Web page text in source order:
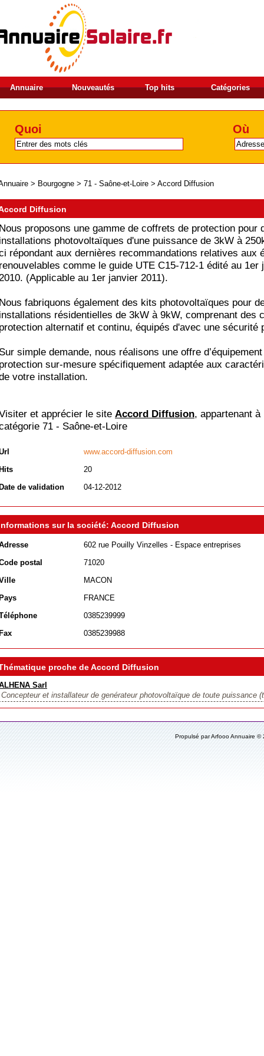
Annuaire Nouveautés Top hits Catégories
Quoi Où
> Bourgogne > 71 - Saône-et-Loire > Accord Diffusion
Diffusion
proposons une gamme de coffrets de protection pour
photovoltaïques d'une puissance de 3kW à
répondant aux dernières recommandations relatives aux
comme le guide UTE C15-712-1 édité au 1er
(Applicable au 1er janvier 2011).
fabriquons également des kits photovoltaïques pour
résidentielles de 3kW à 9kW, comprenant des
alternatif et continu, équipés d'avec une sécurité
simple demande, nous réalisons une offre
sur-mesure spécifiquement adaptée aux
votre installation.
et apprécier le site Accord Diffusion, appartenant à
71 - Saône-et-Loire
www.accord-diffusion.com
20
de validation
04-12-2012
sur la société: Accord Diffusion
602 rue Pouilly Vinzelles - Espace entreprises
postal
71020
MACON
FRANCE
0385239999
0385239988
proche de Accord Diffusion
Sarl
Concepteur et installateur de genérateur photovoltaïque de toute puissance
Propulsé par Arfooo